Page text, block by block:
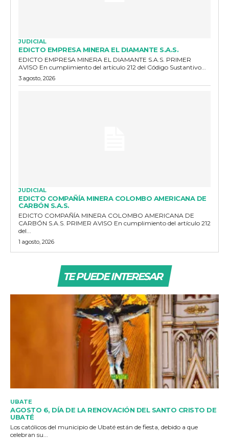
JUDICIAL
EDICTO EMPRESA MINERA EL DIAMANTE S.A.S.
EDICTO EMPRESA MINERA EL DIAMANTE S.A.S. PRIMER
AVISO En cumplimiento del artículo 212 del Código Sustantivo...
3 agosto, 2026
JUDICIAL
EDICTO COMPAÑÍA MINERA COLOMBO AMERICANA DE
CARBÓN S.A.S.
EDICTO COMPAÑÍA MINERA COLOMBO AMERICANA DE
CARBÓN S.A.S. PRIMER AVISO En cumplimiento del artículo 212
del...
1 agosto, 2026
TE PUEDE INTERESAR
UBATE
AGOSTO 6, DÍA DE LA RENOVACIÓN DEL SANTO CRISTO DE
UBATÉ
Los católicos del municipio de Ubaté están de fiesta, debido a que
celebran su...